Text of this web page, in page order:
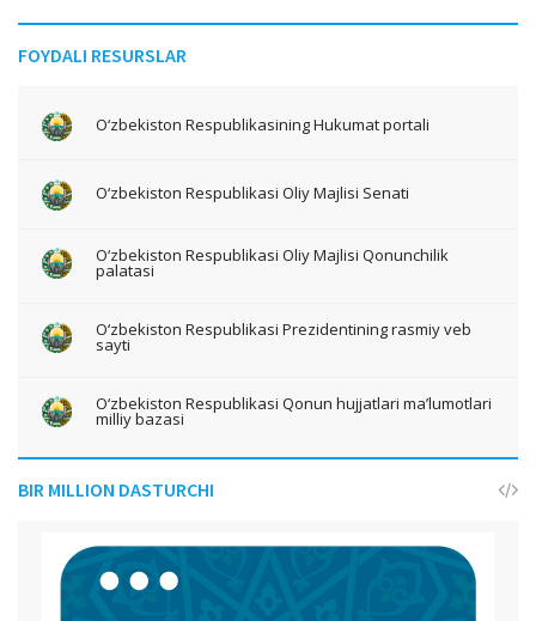
FOYDALI RESURSLAR
O‘zbekiston Respublikasining Hukumat portali
O‘zbekiston Respublikasi Oliy Majlisi Senati
O‘zbekiston Respublikasi Oliy Majlisi Qonunchilik
palatasi
O‘zbekiston Respublikasi Prezidentining rasmiy veb
sayti
O‘zbekiston Respublikasi Qonun hujjatlari ma’lumotlari
milliy bazasi
BIR MILLION DASTURCHI